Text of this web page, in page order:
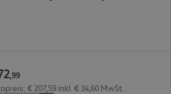
,99
€ 207,59 inkl. € 34,60 MwSt.